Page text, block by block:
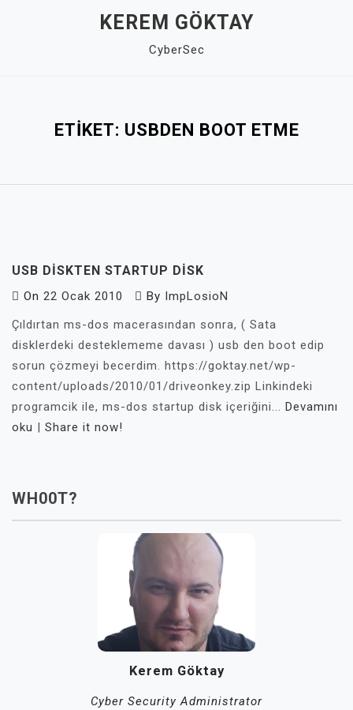
KEREM GÖKTAY
CyberSec
ETIKET: USBDEN BOOT ETME
USB DISKTEN STARTUP DISK
On 22 Ocak 2010 By ImpLosioN
Çıldırtan ms-dos macerasından sonra, ( Sata
disklerdeki desteklememe davası ) usb den boot edip
sorun çözmeyi becerdim. https://goktay.net/wp-
content/uploads/2010/01/driveonkey.zip Linkindeki
programcik ile, ms-dos startup disk içeriğini... Devamını
oku | Share it now!
WH00T?
Kerem Göktay
Cyber Security Administrator